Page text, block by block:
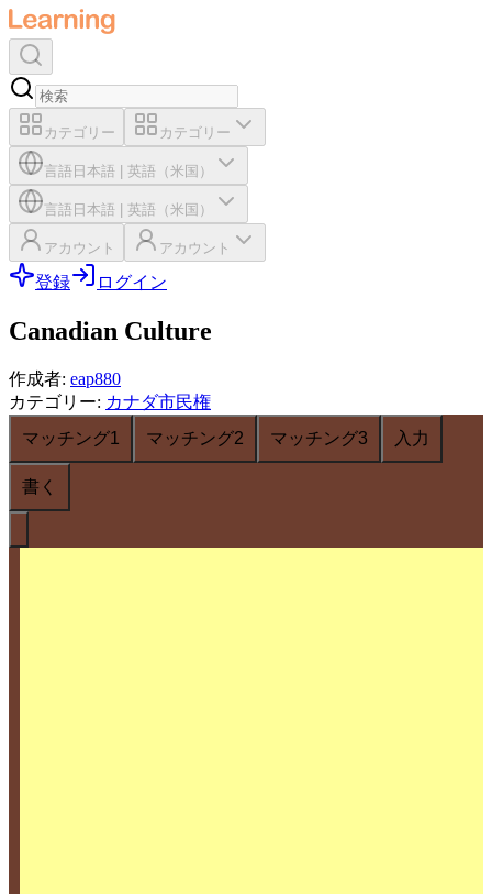
カテゴリー カテゴリー
言語 日本語 英語（米国）
言語 日本語 英語（米国）
アカウント アカウント
登録 ログイン
Canadian Culture
作成者: eap880
カテゴリー: カナダ市民権
マッチング1
マッチング2 マッチング3 入力
書く